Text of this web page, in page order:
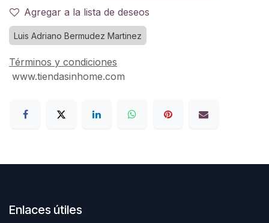
Agregar a la lista de deseos
Luis Adriano Bermudez Martinez
Términos y condiciones
www.tiendasinhome.com
Enlaces útiles